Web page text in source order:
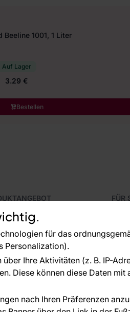
für das
Personalization).
Ihre Aktivitäten (z. B. IP-
Diese können diese Daten
nach Ihren Präferenzen
Beeline 1001, 1 Liter
Auf Lager
3.29 €
Bestellen
Folien
FÜR
EU-